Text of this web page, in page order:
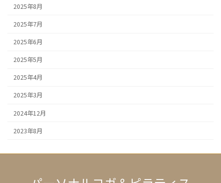
2025年8月
2025年7月
2025年6月
2025年5月
2025年4月
2025年3月
2024年12月
2023年8月